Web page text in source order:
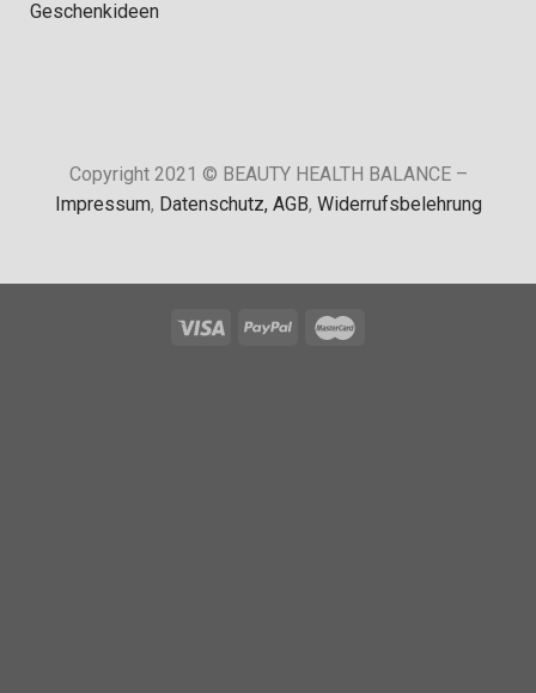
Geschenkideen
Copyright 2021 © BEAUTY HEALTH BALANCE –
Impressum, Datenschutz, AGB, Widerrufsbelehrung